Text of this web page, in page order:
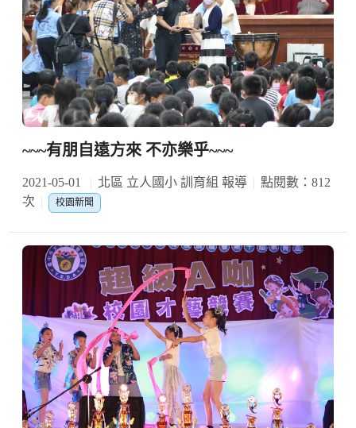
~~~有朋自遠方來 不亦樂乎~~~
2021-05-01 北區 立人國小 訓育組 報導
點閱數：812
次
校園新聞